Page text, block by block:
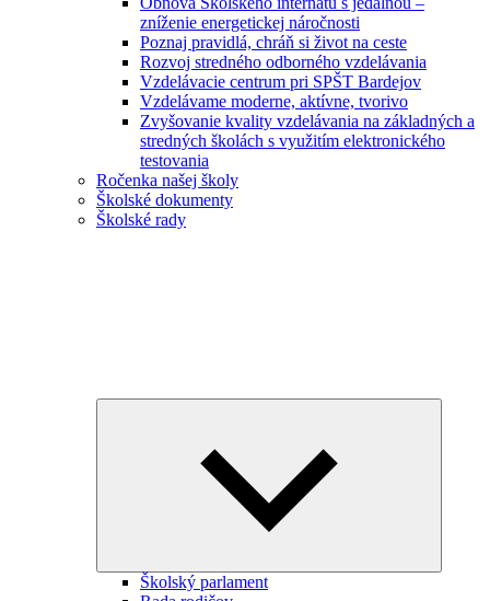
zníženie energetickej náročnosti
Poznaj pravidlá, chráň si život na ceste
Rozvoj stredného odborného vzdelávania
Vzdelávacie centrum pri SPŠT Bardejov
Vzdelávame moderne, aktívne, tvorivo
Zvyšovanie kvality vzdelávania na základných a
stredných školách s využitím elektronického
testovania
Ročenka našej školy
Školské dokumenty
Školské rady
Školský parlament